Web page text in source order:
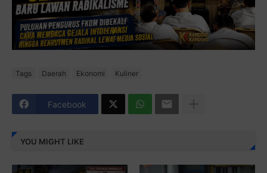
Tags Daerah Ekonomi Kuliner
Facebook
YOU MIGHT LIKE